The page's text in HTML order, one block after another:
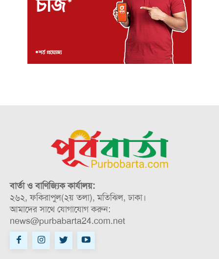
বার্তা ও বাণিজ্যিক কার্যালয়:
২৬২, ফকিরাপুল(২য় তলা), মতিঝিল, ঢাকা।
আমাদের সাথে যোগাযোগ করুন:
news@purbabarta24.com.net